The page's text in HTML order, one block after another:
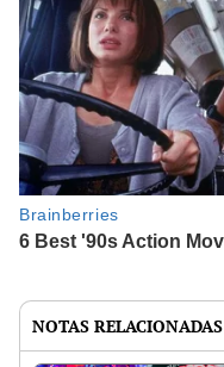
NOTAS RELACIONADAS